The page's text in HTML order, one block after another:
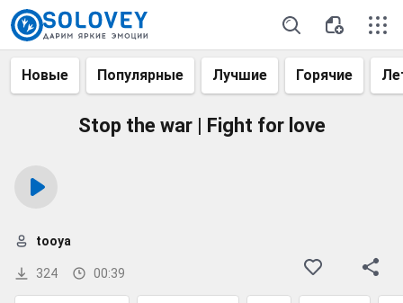
Новые Популярные Лучшие Горячие
Stop the war | Fight for love
324 00:39
tooya